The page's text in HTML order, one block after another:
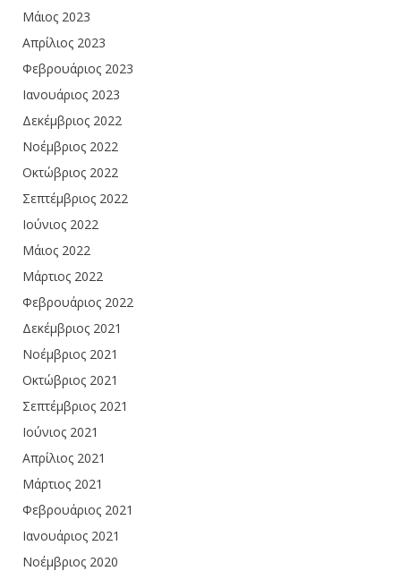
Μάιος 2023
Απρίλιος 2023
Φεβρουάριος 2023
Ιανουάριος 2023
Δεκέμβριος 2022
Νοέμβριος 2022
Οκτώβριος 2022
Σεπτέμβριος 2022
Ιούνιος 2022
Μάιος 2022
Μάρτιος 2022
Φεβρουάριος 2022
Δεκέμβριος 2021
Νοέμβριος 2021
Οκτώβριος 2021
Σεπτέμβριος 2021
Ιούνιος 2021
Απρίλιος 2021
Μάρτιος 2021
Φεβρουάριος 2021
Ιανουάριος 2021
Νοέμβριος 2020